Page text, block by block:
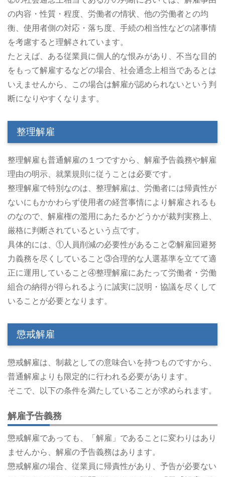
の内容・性質・程度、労働者の情状、他の労働者との均
衡、使用者側の対応・落ち度、手続の相当性などの諸事情
を考慮すると理解されています。
たとえば、ある従業員に個人的な恨みがあり、不当な目的
をもって解雇するなどの場合、社会通念上相当であるとは
いえませんから、この場合は解雇が認められないという判
断になりやすくなります。
整理解雇
整理解雇も普通解雇の１つですから、解雇予告義務や解雇
理由の明示、就業規則に従うことは必要です。
整理解雇で特別なのは、整理解雇は、労働者には帰責性が
ないにもかかわらず使用者の経営事情により解雇されるも
のなので、解雇権の濫用にあたるかどうかが裁判実務上、
厳格に判断されているという点です。
具体的には、①人員削減の必要性があること②解雇回避努
力義務を尽くしていること③合理的な人選基準を立てて適
正に運用していること④整理解雇にあたって労働者・労働
組合の納得が得られるように誠実に説明・協議を尽くして
いることが必要となります。
懲戒解雇
懲戒解雇は、制裁としての意味合いを持つものですから、
普通解雇よりも限定的に行われる必要があります。
そこで、以下の条件を満たしていることが求められます。
解雇予告義務
懲戒解雇であっても、「解雇」であることに変わりはあり
ませんから、解雇の予告義務はあります。
懲戒解雇の場合、従業員に帰責性があり、予告が必要ない